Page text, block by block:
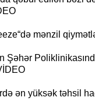
mənzil
Şəhər
ən yüksək təhsil